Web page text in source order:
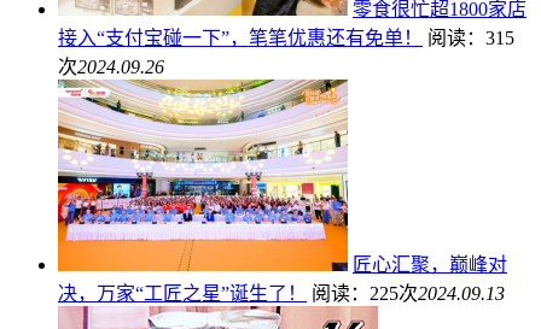
零食很忙超1800家店
接入“支付宝碰一下”，笔笔优惠还有免单！
阅读：315
次2024.09.26
匠心汇聚，巅峰对
决，万家“工匠之星”诞生了！
阅读：225次2024.09.13